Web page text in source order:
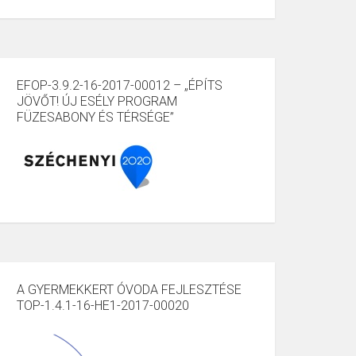
EFOP-3.9.2-16-2017-00012 – „ÉPÍTS
JÖVŐT! ÚJ ESÉLY PROGRAM
FÜZESABONY ÉS TÉRSÉGE”
A GYERMEKKERT ÓVODA FEJLESZTÉSE
TOP-1.4.1-16-HE1-2017-00020